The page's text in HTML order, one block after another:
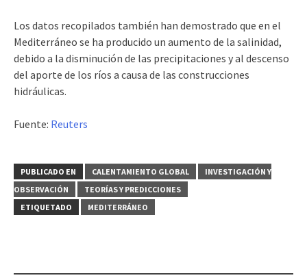
Los datos recopilados también han demostrado que en el
Mediterráneo se ha producido un aumento de la salinidad,
debido a la disminución de las precipitaciones y al descenso
del aporte de los ríos a causa de las construcciones
hidráulicas.
Fuente: Reuters
PUBLICADO EN CALENTAMIENTO GLOBAL
INVESTIGACIÓN Y
OBSERVACIÓN
TEORÍAS Y PREDICCIONES
ETIQUETADO
MEDITERRÁNEO